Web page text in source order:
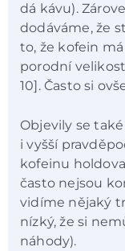
dá kávu).
dodáváme, že
to, že kofein
porodní
10]. Často si
Objevily se
i vyšší
kofeinu
často nejsou
vidíme nějaký
nízký, že si
náhody).